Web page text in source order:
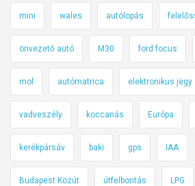
mini wales autólopás
önvezető autó M30 ford focus
mol autómatrica elektronikus jegy
vadveszély koccanás Európa
kerékpársáv baki gps IAA
Budapest Közút útfelbontás LPG